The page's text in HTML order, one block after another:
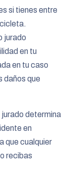
si tienes entre
jurado
en tu
en tu caso
daños que
jurado determina
en
que cualquier
recibas